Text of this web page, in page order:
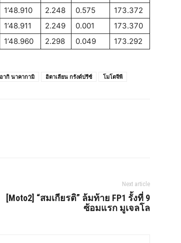
1’48.910 2.248 0.575
173.372
1’48.911 2.249 0.001
173.370
1’48.960 2.298 0.049 173.292
ากิ นาคากามิ อิตาเลียน กรังด์ปรีซ์ โมโตจีพี
Next article
[Moto2] “สมเกียรติ” ล้มท้าย FP1 รั้งที่ 9
ซ้อมแรก มูเจลโล